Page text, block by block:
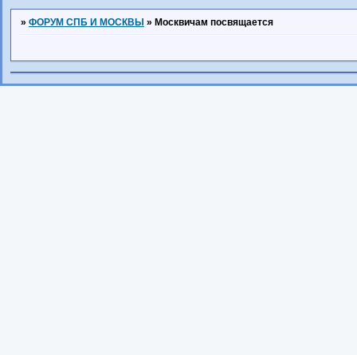
» ФОРУМ СПБ И МОСКВЫ » Москвичам посвящается